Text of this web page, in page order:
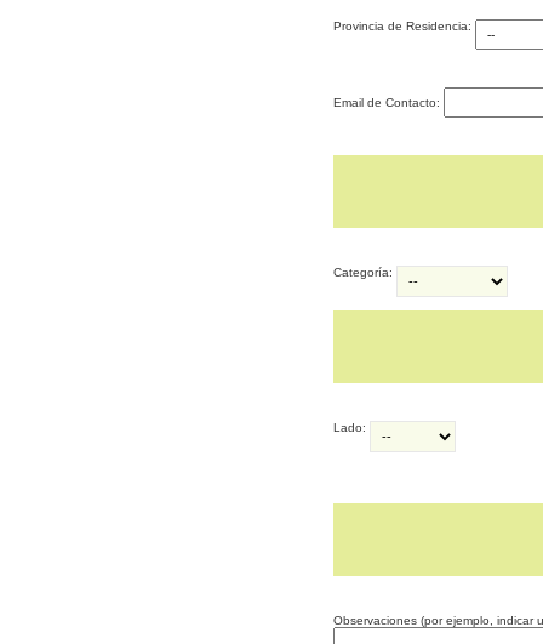
Provincia de Residencia:
Email de Contacto:
Categoría:
Lado:
Observaciones (por ejemplo, indicar